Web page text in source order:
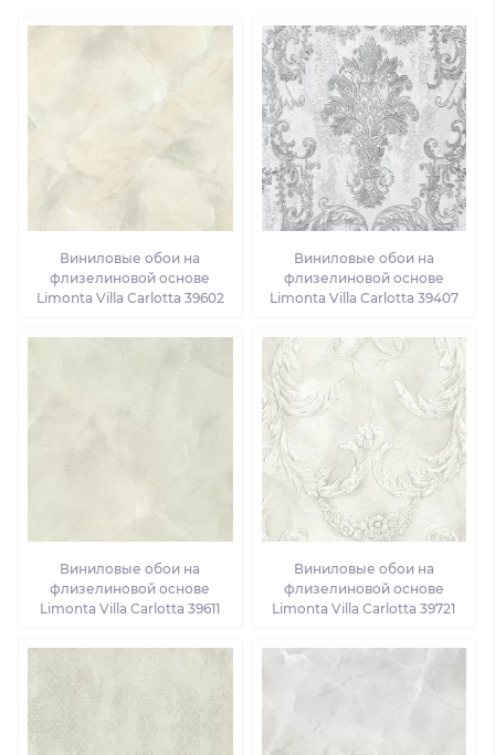
Виниловые обои на
флизелиновой основе
Limonta Villa Carlotta 39602
Виниловые обои на
флизелиновой основе
Limonta Villa Carlotta 39407
Виниловые обои на
флизелиновой основе
Limonta Villa Carlotta 39611
Виниловые обои на
флизелиновой основе
Limonta Villa Carlotta 39721